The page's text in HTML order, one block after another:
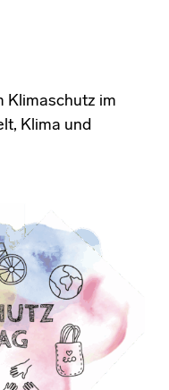
Klimaschutz im
Klima und